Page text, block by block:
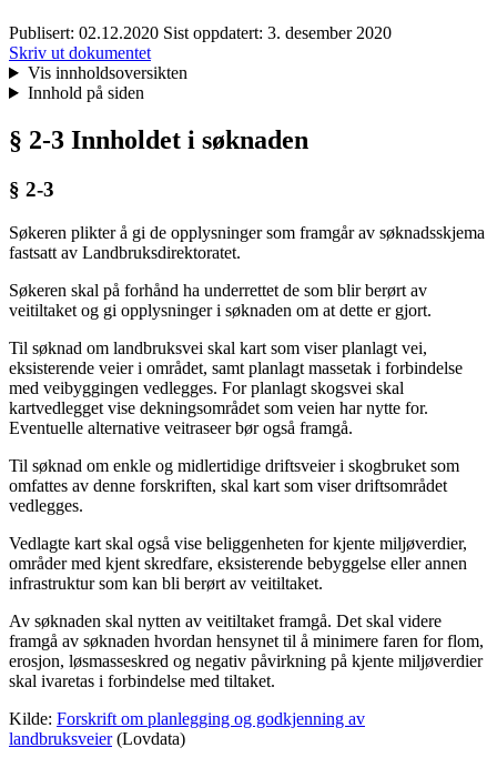
Publisert: 02.12.2020 Sist oppdatert: 3. desember 2020
Skriv ut dokumentet
Vis innholdsoversikten
Innhold på siden
§ 2-3 Innholdet i søknaden
§ 2-3
Søkeren plikter å gi de opplysninger som framgår av søknadsskjema
fastsatt av Landbruksdirektoratet.
Søkeren skal på forhånd ha underrettet de som blir berørt av
veitiltaket og gi opplysninger i søknaden om at dette er gjort.
Til søknad om landbruksvei skal kart som viser planlagt vei,
eksisterende veier i området, samt planlagt massetak i forbindelse
med veibyggingen vedlegges. For planlagt skogsvei skal
kartvedlegget vise dekningsområdet som veien har nytte for.
Eventuelle alternative veitraseer bør også framgå.
Til søknad om enkle og midlertidige driftsveier i skogbruket som
omfattes av denne forskriften, skal kart som viser driftsområdet
vedlegges.
Vedlagte kart skal også vise beliggenheten for kjente miljøverdier,
områder med kjent skredfare, eksisterende bebyggelse eller annen
infrastruktur som kan bli berørt av veitiltaket.
Av søknaden skal nytten av veitiltaket framgå. Det skal videre
framgå av søknaden hvordan hensynet til å minimere faren for flom,
erosjon, løsmasseskred og negativ påvirkning på kjente miljøverdier
skal ivaretas i forbindelse med tiltaket.
Kilde: Forskrift om planlegging og godkjenning av
landbruksveier(Lovdata)